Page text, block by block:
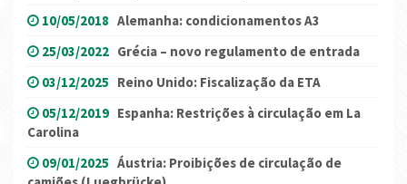
10/05/2018 Alemanha: condicionamentos A3
25/03/2022 Grécia – novo regulamento de entrada
03/12/2025 Reino Unido: Fiscalização da ETA
05/12/2019 Espanha: Restrições à circulação em La
Carolina
09/01/2025 Áustria: Proibições de circulação de